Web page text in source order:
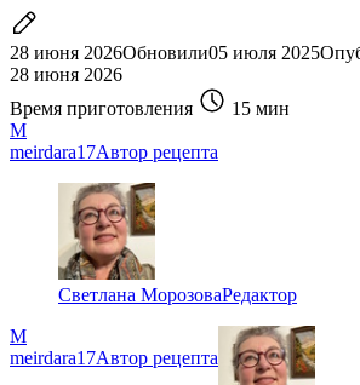
28 июня 2026Обновили05 июля 2025
28 июня 2026
Время приготовления
15 мин
M
meirdara17Автор рецепта
Светлана МорозоваРедактор
M
meirdara17Автор рецепта